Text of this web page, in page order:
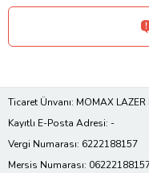
Ticaret Ünvanı: MOMAX LAZER
Kayıtlı E-Posta Adresi: -
Vergi Numarası: 6222188157
Mersis Numarası: